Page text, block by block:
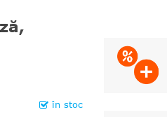
în stoc